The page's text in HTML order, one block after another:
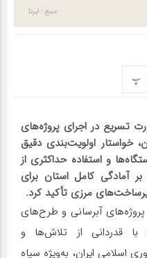
منبع : ایرنا
پ
تسریع در اجرای پروژه‌های
خواستار اولویت‌بندی دقیق
و استفاده حداکثری از
آمادگی کامل استان برای
مرزی تأکید کرد.
آبرسانی و طرح‌های
با قدردانی از تلاش‌ها و
ایران، به‌ویژه سپاه